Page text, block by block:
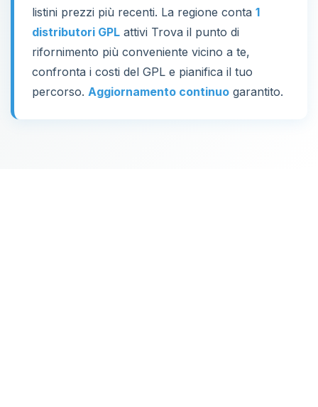
listini prezzi più recenti. La regione conta 1
distributori GPL attivi Trova il punto di
rifornimento più conveniente vicino a te,
confronta i costi del GPL e pianifica il tuo
percorso. Aggiornamento continuo garantito.